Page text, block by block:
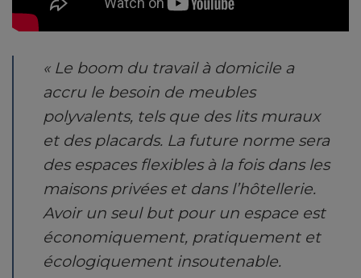
« Le boom du travail à domicile a
accru le besoin de meubles
polyvalents, tels que des lits muraux
et des placards. La future norme sera
des espaces flexibles à la fois dans les
maisons privées et dans l’hôtellerie.
Avoir un seul but pour un espace est
économiquement, pratiquement et
écologiquement insoutenable.